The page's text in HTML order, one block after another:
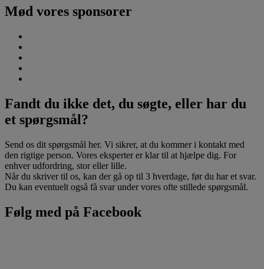
Mød vores sponsorer
Fandt du ikke det, du søgte, eller har du
et spørgsmål?
Send os dit spørgsmål her. Vi sikrer, at du kommer i kontakt med
den rigtige person. Vores eksperter er klar til at hjælpe dig. For
enhver udfordring, stor eller lille.
Når du skriver til os, kan der gå op til 3 hverdage, før du har et svar.
Du kan eventuelt også få svar under vores ofte stillede spørgsmål.
Følg med på Facebook